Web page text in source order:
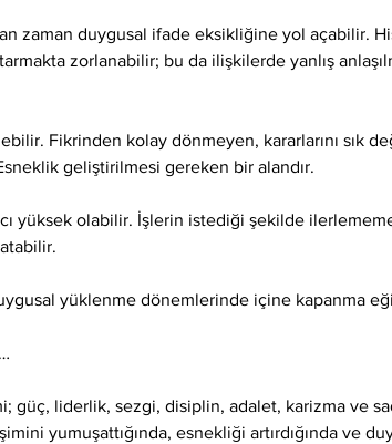
zaman duygusal ifade eksikliğine yol açabilir.
zorlanabilir; bu da ilişkilerde yanlış
Fikrinden kolay dönmeyen, kararlarını sık
geliştirilmesi gereken bir alandır.
yüksek olabilir. İşlerin istediği şekilde
yüklenme dönemlerinde içine kapanma
güç, liderlik, sezgi, disiplin, adalet, karizma ve
yumuşattığında, esnekliği artırdığında ve